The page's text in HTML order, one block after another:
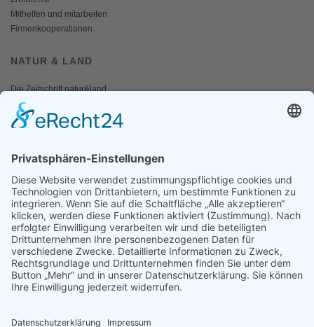
Mithelfen und mitarbeiten
Firmenkooperationen
NATUR & LAND
Die Zeitschrift natur&land
Archiv
Mediadaten
Fotos und Logos
Presseaussendungen
Presse
Presseinformationen abonnieren
ÜBER UNS
Naturschutzbund